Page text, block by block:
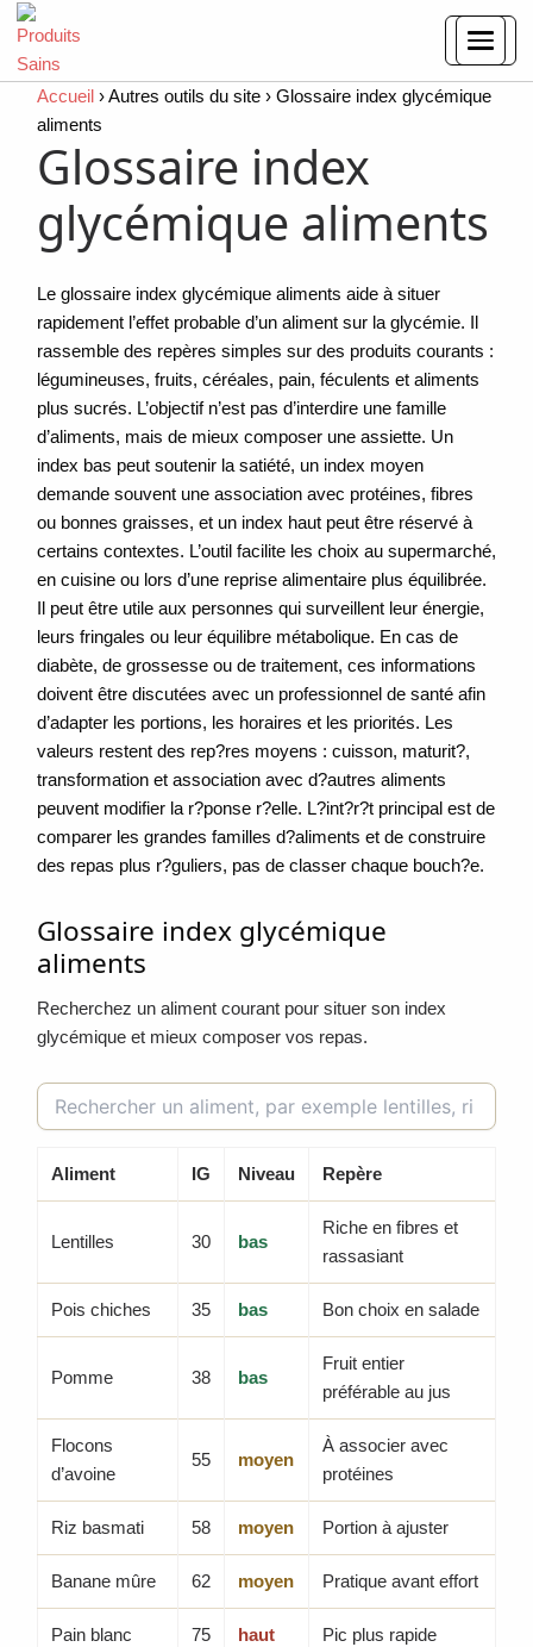
Accueil ›Autres outils du site ›Glossaire index glycémique
aliments
Glossaire index
glycémique aliments
Le glossaire index glycémique aliments aide à situer
rapidement l’effet probable d’un aliment sur la glycémie. Il
rassemble des repères simples sur des produits courants :
légumineuses, fruits, céréales, pain, féculents et aliments
plus sucrés. L’objectif n’est pas d’interdire une famille
d’aliments, mais de mieux composer une assiette. Un
index bas peut soutenir la satiété, un index moyen
demande souvent une association avec protéines, fibres
ou bonnes graisses, et un index haut peut être réservé à
certains contextes. L’outil facilite les choix au supermarché,
en cuisine ou lors d’une reprise alimentaire plus équilibrée.
Il peut être utile aux personnes qui surveillent leur énergie,
leurs fringales ou leur équilibre métabolique. En cas de
diabète, de grossesse ou de traitement, ces informations
doivent être discutées avec un professionnel de santé afin
d’adapter les portions, les horaires et les priorités. Les
valeurs restent des rep?res moyens : cuisson, maturit?,
transformation et association avec d?autres aliments
peuvent modifier la r?ponse r?elle. L?int?r?t principal est de
comparer les grandes familles d?aliments et de construire
des repas plus r?guliers, pas de classer chaque bouch?e.
Glossaire index glycémique
aliments
Recherchez un aliment courant pour situer son index
glycémique et mieux composer vos repas.
Aliment IG Niveau Repère
Lentilles 30 bas
Riche en fibres et
rassasiant
Pois chiches 35 bas Bon choix en salade
Pomme 38 bas
Fruit entier
préférable au jus
Flocons
d’avoine
55 moyen
À associer avec
protéines
Riz basmati 58 moyen Portion à ajuster
Banane mûre 62 moyen Pratique avant effort
Pain blanc 75 haut Pic plus rapide